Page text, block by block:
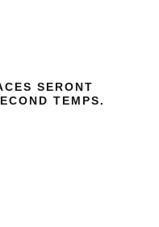
SERONT
TEMPS.